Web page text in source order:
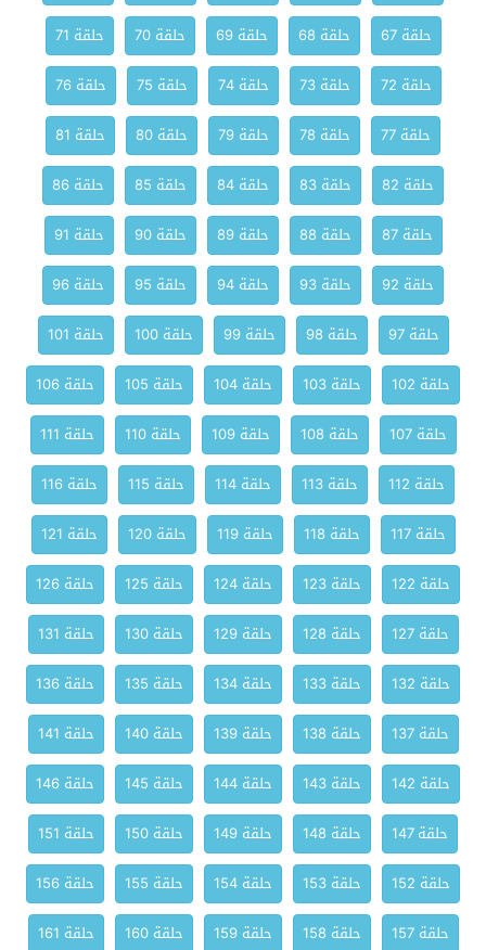
حلقة 67
حلقة 68 حلقة 69 حلقة 70
حلقة 71
حلقة 72
حلقة 73 حلقة 74 حلقة 75
حلقة 76
حلقة 77
حلقة 78 حلقة 79 حلقة 80
حلقة 81
حلقة 82
حلقة 83 حلقة 84 حلقة 85
حلقة 86
حلقة 87
حلقة 88 حلقة 89 حلقة 90
حلقة 91
حلقة 92
حلقة 93 حلقة 94 حلقة 95
حلقة 96
حلقة 97
حلقة 98 حلقة 99 حلقة 100
حلقة 101
حلقة 102
حلقة 103 حلقة 104 حلقة 105
حلقة 106
حلقة 107
حلقة 108 حلقة 109 حلقة 110
حلقة 111
حلقة 112
حلقة 113 حلقة 114 حلقة 115
حلقة 116
حلقة 117
حلقة 118 حلقة 119 حلقة 120
حلقة 121
حلقة 122
حلقة 123 حلقة 124 حلقة 125
حلقة 126
حلقة 127
حلقة 128 حلقة 129 حلقة 130
حلقة 131
حلقة 132
حلقة 133 حلقة 134 حلقة 135
حلقة 136
حلقة 137
حلقة 138 حلقة 139 حلقة 140
حلقة 141
حلقة 142
حلقة 143 حلقة 144 حلقة 145
حلقة 146
حلقة 147
حلقة 148 حلقة 149 حلقة 150
حلقة 151
حلقة 152
حلقة 153 حلقة 154 حلقة 155
حلقة 156
حلقة 157
حلقة 158 حلقة 159 حلقة 160 حلقة 161